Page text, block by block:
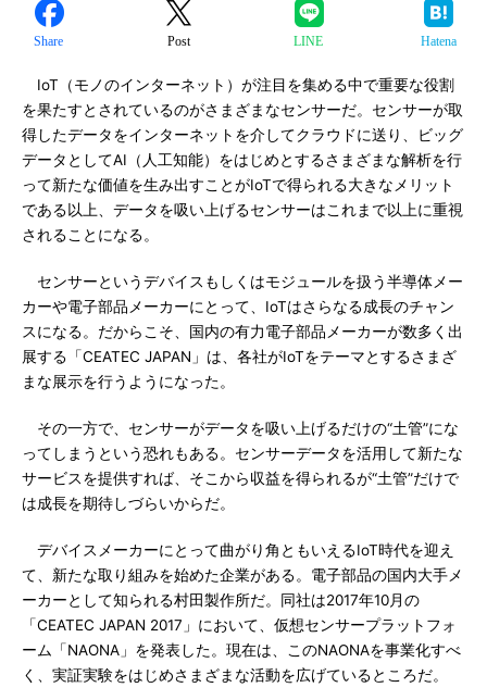
Share Post LINE Hatena
IoT（モノのインターネット）が注目を集める中で重要な役割
を果たすとされているのがさまざまなセンサーだ。センサーが取
得したデータをインターネットを介してクラウドに送り、ビッグ
データとしてAI（人工知能）をはじめとするさまざまな解析を行
って新たな価値を生み出すことがIoTで得られる大きなメリット
である以上、データを吸い上げるセンサーはこれまで以上に重視
されることになる。
センサーというデバイスもしくはモジュールを扱う半導体メー
カーや電子部品メーカーにとって、IoTはさらなる成長のチャン
スになる。だからこそ、国内の有力電子部品メーカーが数多く出
展する「CEATEC JAPAN」は、各社がIoTをテーマとするさまざ
まな展示を行うようになった。
その一方で、センサーがデータを吸い上げるだけの“土管”にな
ってしまうという恐れもある。センサーデータを活用して新たな
サービスを提供すれば、そこから収益を得られるが“土管”だけで
は成長を期待しづらいからだ。
デバイスメーカーにとって曲がり角ともいえるIoT時代を迎え
て、新たな取り組みを始めた企業がある。電子部品の国内大手メ
ーカーとして知られる村田製作所だ。同社は2017年10月の
「CEATEC JAPAN 2017」において、仮想センサープラットフォ
ーム「NAONA」を発表した。現在は、このNAONAを事業化すべ
く、実証実験をはじめさまざまな活動を広げているところだ。